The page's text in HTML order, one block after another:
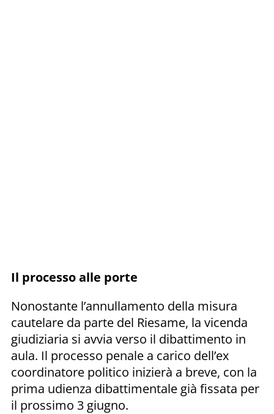
Il processo alle porte
Nonostante l’annullamento della misura
cautelare da parte del Riesame, la vicenda
giudiziaria si avvia verso il dibattimento in
aula. Il processo penale a carico dell’ex
coordinatore politico inizierà a breve, con la
prima udienza dibattimentale già fissata per
il prossimo 3 giugno.